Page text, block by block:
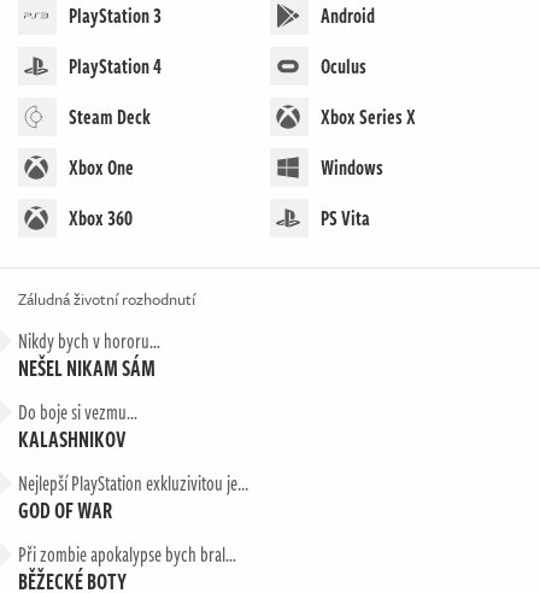
PlayStation 3
Android
PlayStation 4
Oculus
Steam Deck
Xbox Series X
Xbox One
Windows
Xbox 360
PS Vita
Záludná životní rozhodnutí
Nikdy bych v hororu…
NEŠEL NIKAM SÁM
Do boje si vezmu…
KALASHNIKOV
Nejlepší PlayStation exkluzivitou je...
GOD OF WAR
Při zombie apokalypse bych bral…
BĚŽECKÉ BOTY